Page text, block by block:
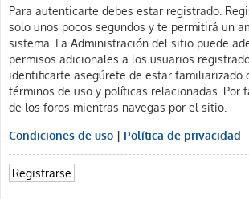
Para autenticarte debes estar registrado.
solo unos pocos segundos y te permitirá un
sistema. La Administración del sitio puede
permisos adicionales a los usuarios
identificarte asegúrete de estar familiarizado
términos de uso y políticas relacionadas. Por
de los foros mientras navegas por el sitio.
Condiciones de uso | Política de privacidad
Registrarse